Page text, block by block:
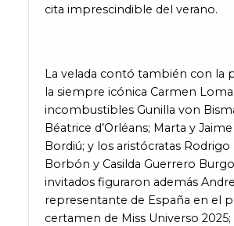
cita imprescindible del verano.
La velada contó también con la
la siempre icónica Carmen
incombustibles Gunilla von
Béatrice d’Orléans; Marta y
Bordiú; y los aristócratas
Borbón y Casilda Guerrero
invitados figuraron además
representante de España en el
certamen de Miss Universo 2025;